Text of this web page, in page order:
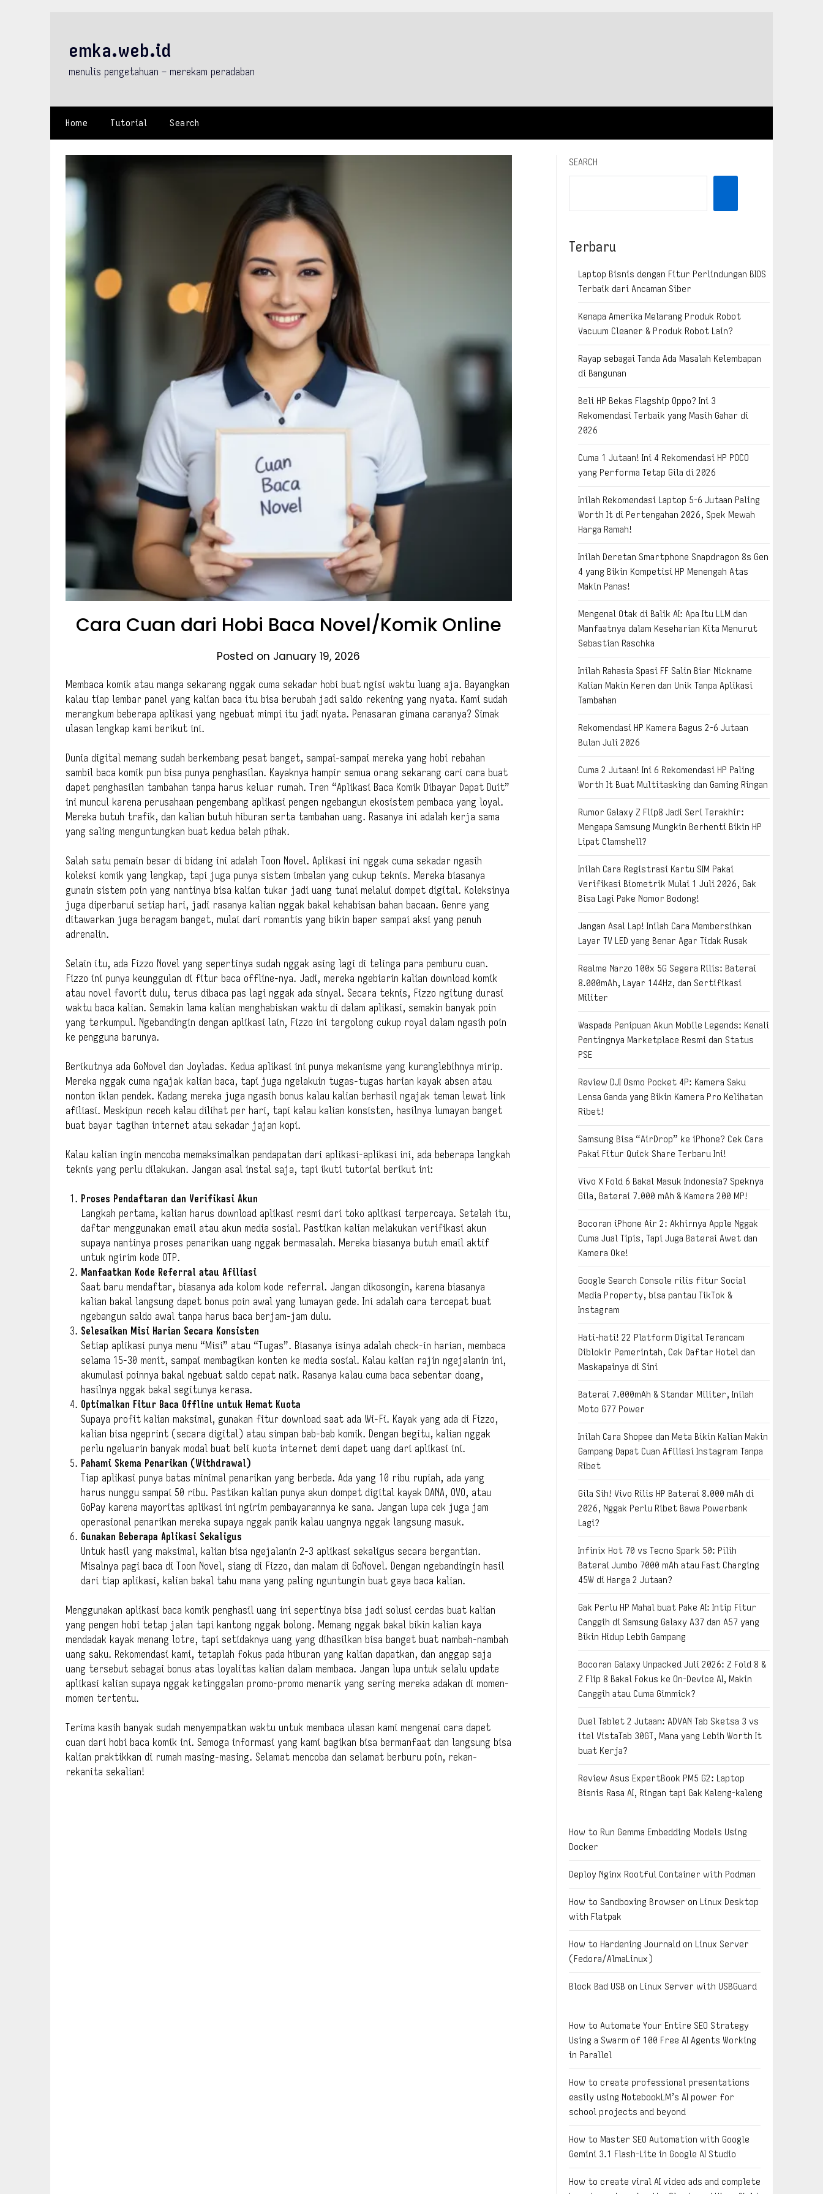
emka.web.id
menulis pengetahuan – merekam peradaban
Home Tutorial Search
Cara Cuan dari Hobi Baca Novel/Komik Online
Posted on January 19, 2026
Membaca komik atau manga sekarang nggak cuma sekadar hobi buat ngisi waktu luang aja. Bayangkan
kalau tiap lembar panel yang kalian baca itu bisa berubah jadi saldo rekening yang nyata. Kami sudah
merangkum beberapa aplikasi yang ngebuat mimpi itu jadi nyata. Penasaran gimana caranya? Simak
ulasan lengkap kami berikut ini.
Dunia digital memang sudah berkembang pesat banget, sampai-sampai mereka yang hobi rebahan
sambil baca komik pun bisa punya penghasilan. Kayaknya hampir semua orang sekarang cari cara buat
dapet penghasilan tambahan tanpa harus keluar rumah. Tren “Aplikasi Baca Komik Dibayar Dapat Duit”
ini muncul karena perusahaan pengembang aplikasi pengen ngebangun ekosistem pembaca yang loyal.
Mereka butuh trafik, dan kalian butuh hiburan serta tambahan uang. Rasanya ini adalah kerja sama
yang saling menguntungkan buat kedua belah pihak.
Salah satu pemain besar di bidang ini adalah Toon Novel. Aplikasi ini nggak cuma sekadar ngasih
koleksi komik yang lengkap, tapi juga punya sistem imbalan yang cukup teknis. Mereka biasanya
gunain sistem poin yang nantinya bisa kalian tukar jadi uang tunai melalui dompet digital. Koleksinya
juga diperbarui setiap hari, jadi rasanya kalian nggak bakal kehabisan bahan bacaan. Genre yang
ditawarkan juga beragam banget, mulai dari romantis yang bikin baper sampai aksi yang penuh
adrenalin.
Selain itu, ada Fizzo Novel yang sepertinya sudah nggak asing lagi di telinga para pemburu cuan.
Fizzo ini punya keunggulan di fitur baca offline-nya. Jadi, mereka ngebiarin kalian download komik
atau novel favorit dulu, terus dibaca pas lagi nggak ada sinyal. Secara teknis, Fizzo ngitung durasi
waktu baca kalian. Semakin lama kalian menghabiskan waktu di dalam aplikasi, semakin banyak poin
yang terkumpul. Ngebandingin dengan aplikasi lain, Fizzo ini tergolong cukup royal dalam ngasih poin
ke pengguna barunya.
Berikutnya ada GoNovel dan Joyladas. Kedua aplikasi ini punya mekanisme yang kuranglebihnya mirip.
Mereka nggak cuma ngajak kalian baca, tapi juga ngelakuin tugas-tugas harian kayak absen atau
nonton iklan pendek. Kadang mereka juga ngasih bonus kalau kalian berhasil ngajak teman lewat link
afiliasi. Meskipun receh kalau dilihat per hari, tapi kalau kalian konsisten, hasilnya lumayan banget
buat bayar tagihan internet atau sekadar jajan kopi.
Kalau kalian ingin mencoba memaksimalkan pendapatan dari aplikasi-aplikasi ini, ada beberapa langkah
teknis yang perlu dilakukan. Jangan asal instal saja, tapi ikuti tutorial berikut ini:
Proses Pendaftaran dan Verifikasi Akun
Langkah pertama, kalian harus download aplikasi resmi dari toko aplikasi terpercaya. Setelah itu,
daftar menggunakan email atau akun media sosial. Pastikan kalian melakukan verifikasi akun
supaya nantinya proses penarikan uang nggak bermasalah. Mereka biasanya butuh email aktif
untuk ngirim kode OTP.
Manfaatkan Kode Referral atau Afiliasi
Saat baru mendaftar, biasanya ada kolom kode referral. Jangan dikosongin, karena biasanya
kalian bakal langsung dapet bonus poin awal yang lumayan gede. Ini adalah cara tercepat buat
ngebangun saldo awal tanpa harus baca berjam-jam dulu.
Selesaikan Misi Harian Secara Konsisten
Setiap aplikasi punya menu “Misi” atau “Tugas”. Biasanya isinya adalah check-in harian, membaca
selama 15-30 menit, sampai membagikan konten ke media sosial. Kalau kalian rajin ngejalanin ini,
akumulasi poinnya bakal ngebuat saldo cepat naik. Rasanya kalau cuma baca sebentar doang,
hasilnya nggak bakal segitunya kerasa.
Optimalkan Fitur Baca Offline untuk Hemat Kuota
Supaya profit kalian maksimal, gunakan fitur download saat ada Wi-Fi. Kayak yang ada di Fizzo,
kalian bisa ngeprint (secara digital) atau simpan bab-bab komik. Dengan begitu, kalian nggak
perlu ngeluarin banyak modal buat beli kuota internet demi dapet uang dari aplikasi ini.
Pahami Skema Penarikan (Withdrawal)
Tiap aplikasi punya batas minimal penarikan yang berbeda. Ada yang 10 ribu rupiah, ada yang
harus nunggu sampai 50 ribu. Pastikan kalian punya akun dompet digital kayak DANA, OVO, atau
GoPay karena mayoritas aplikasi ini ngirim pembayarannya ke sana. Jangan lupa cek juga jam
operasional penarikan mereka supaya nggak panik kalau uangnya nggak langsung masuk.
Gunakan Beberapa Aplikasi Sekaligus
Untuk hasil yang maksimal, kalian bisa ngejalanin 2-3 aplikasi sekaligus secara bergantian.
Misalnya pagi baca di Toon Novel, siang di Fizzo, dan malam di GoNovel. Dengan ngebandingin hasil
dari tiap aplikasi, kalian bakal tahu mana yang paling nguntungin buat gaya baca kalian.
Menggunakan aplikasi baca komik penghasil uang ini sepertinya bisa jadi solusi cerdas buat kalian
yang pengen hobi tetap jalan tapi kantong nggak bolong. Memang nggak bakal bikin kalian kaya
mendadak kayak menang lotre, tapi setidaknya uang yang dihasilkan bisa banget buat nambah-nambah
uang saku. Rekomendasi kami, tetaplah fokus pada hiburan yang kalian dapatkan, dan anggap saja
uang tersebut sebagai bonus atas loyalitas kalian dalam membaca. Jangan lupa untuk selalu update
aplikasi kalian supaya nggak ketinggalan promo-promo menarik yang sering mereka adakan di momen-
momen tertentu.
Terima kasih banyak sudah menyempatkan waktu untuk membaca ulasan kami mengenai cara dapet
cuan dari hobi baca komik ini. Semoga informasi yang kami bagikan bisa bermanfaat dan langsung bisa
kalian praktikkan di rumah masing-masing. Selamat mencoba dan selamat berburu poin, rekan-
rekanita sekalian!
SEARCH
Terbaru
Laptop Bisnis dengan Fitur Perlindungan BIOS
Terbaik dari Ancaman Siber
Kenapa Amerika Melarang Produk Robot
Vacuum Cleaner & Produk Robot Lain?
Rayap sebagai Tanda Ada Masalah Kelembapan
di Bangunan
Beli HP Bekas Flagship Oppo? Ini 3
Rekomendasi Terbaik yang Masih Gahar di
2026
Cuma 1 Jutaan! Ini 4 Rekomendasi HP POCO
yang Performa Tetap Gila di 2026
Inilah Rekomendasi Laptop 5-6 Jutaan Paling
Worth It di Pertengahan 2026, Spek Mewah
Harga Ramah!
Inilah Deretan Smartphone Snapdragon 8s Gen
4 yang Bikin Kompetisi HP Menengah Atas
Makin Panas!
Mengenal Otak di Balik AI: Apa Itu LLM dan
Manfaatnya dalam Keseharian Kita Menurut
Sebastian Raschka
Inilah Rahasia Spasi FF Salin Biar Nickname
Kalian Makin Keren dan Unik Tanpa Aplikasi
Tambahan
Rekomendasi HP Kamera Bagus 2-6 Jutaan
Bulan Juli 2026
Cuma 2 Jutaan! Ini 6 Rekomendasi HP Paling
Worth It Buat Multitasking dan Gaming Ringan
Rumor Galaxy Z Flip8 Jadi Seri Terakhir:
Mengapa Samsung Mungkin Berhenti Bikin HP
Lipat Clamshell?
Inilah Cara Registrasi Kartu SIM Pakai
Verifikasi Biometrik Mulai 1 Juli 2026, Gak
Bisa Lagi Pake Nomor Bodong!
Jangan Asal Lap! Inilah Cara Membersihkan
Layar TV LED yang Benar Agar Tidak Rusak
Realme Narzo 100x 5G Segera Rilis: Baterai
8.000mAh, Layar 144Hz, dan Sertifikasi
Militer
Waspada Penipuan Akun Mobile Legends: Kenali
Pentingnya Marketplace Resmi dan Status
PSE
Review DJI Osmo Pocket 4P: Kamera Saku
Lensa Ganda yang Bikin Kamera Pro Kelihatan
Ribet!
Samsung Bisa “AirDrop” ke iPhone? Cek Cara
Pakai Fitur Quick Share Terbaru Ini!
Vivo X Fold 6 Bakal Masuk Indonesia? Speknya
Gila, Baterai 7.000 mAh & Kamera 200 MP!
Bocoran iPhone Air 2: Akhirnya Apple Nggak
Cuma Jual Tipis, Tapi Juga Baterai Awet dan
Kamera Oke!
Google Search Console rilis fitur Social
Media Property, bisa pantau TikTok &
Instagram
Hati-hati! 22 Platform Digital Terancam
Diblokir Pemerintah, Cek Daftar Hotel dan
Maskapainya di Sini
Baterai 7.000mAh & Standar Militer, Inilah
Moto G77 Power
Inilah Cara Shopee dan Meta Bikin Kalian Makin
Gampang Dapat Cuan Afiliasi Instagram Tanpa
Ribet
Gila Sih! Vivo Rilis HP Baterai 8.000 mAh di
2026, Nggak Perlu Ribet Bawa Powerbank
Lagi?
Infinix Hot 70 vs Tecno Spark 50: Pilih
Baterai Jumbo 7000 mAh atau Fast Charging
45W di Harga 2 Jutaan?
Gak Perlu HP Mahal buat Pake AI: Intip Fitur
Canggih di Samsung Galaxy A37 dan A57 yang
Bikin Hidup Lebih Gampang
Bocoran Galaxy Unpacked Juli 2026: Z Fold 8 &
Z Flip 8 Bakal Fokus ke On-Device AI, Makin
Canggih atau Cuma Gimmick?
Duel Tablet 2 Jutaan: ADVAN Tab Sketsa 3 vs
itel VistaTab 30GT, Mana yang Lebih Worth It
buat Kerja?
Review Asus ExpertBook PM5 G2: Laptop
Bisnis Rasa AI, Ringan tapi Gak Kaleng-kaleng
How to Run Gemma Embedding Models Using
Docker
Deploy Nginx Rootful Container with Podman
How to Sandboxing Browser on Linux Desktop
with Flatpak
How to Hardening Journald on Linux Server
(Fedora/AlmaLinux)
Block Bad USB on Linux Server with USBGuard
How to Automate Your Entire SEO Strategy
Using a Swarm of 100 Free AI Agents Working
in Parallel
How to create professional presentations
easily using NotebookLM’s AI power for
school projects and beyond
How to Master SEO Automation with Google
Gemini 3.1 Flash-Lite in Google AI Studio
How to create viral AI video ads and complete